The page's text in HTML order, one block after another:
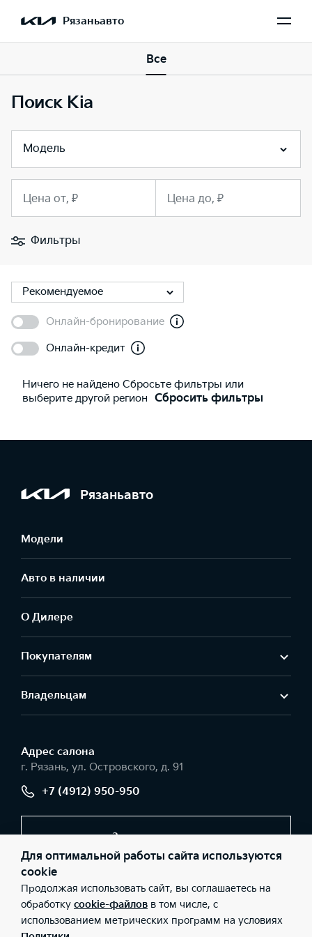
Рязаньавто
Все
Поиск Kia
Модель
Цена от, ₽ Цена до, ₽
Фильтры
Рекомендуемое
Онлайн-бронирование
Онлайн-кредит
Ничего не найдено Сбросьте фильтры или
выберите другой регион Сбросить фильтры
Рязаньавто
Модели
Авто в наличии
О Дилере
Покупателям
Владельцам
Адрес салонa
г. Рязань, ул. Островского, д. 91
+7 (4912) 950-950
Заказать звонок
© 2026 Юридические лица ООО «РЯЗАНЬАВТО» (Фактический
адрес: г. Рязань, ул. Островского, д. 91; Телефон: +7 (4912) 950-
950; ИНН: 6228001789; ОГРН: 1026200957188), ООО «Киа
Россия и СНГ» (Фактический адрес: г.Москва, Валовая 26;
Телефон: 8 800 301 08 80; ИНН: 7728674093; ОГРН:
Для оптимальной работы сайта используются
cookie
Продолжая использовать сайт, вы соглашаетесь на
обработку cookie-файлов в том числе, с
использованием метрических программ на условиях